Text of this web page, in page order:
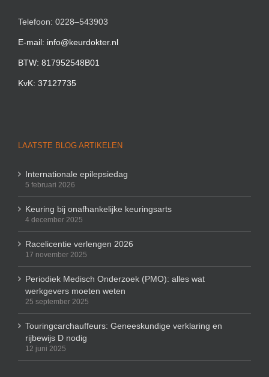
Telefoon: 0228–543903
E-mail: info@keurdokter.nl
BTW: 817952548B01
KvK: 37127735
LAATSTE BLOG ARTIKELEN
Internationale epilepsiedag
5 februari 2026
Keuring bij onafhankelijke keuringsarts
4 december 2025
Racelicentie verlengen 2026
17 november 2025
Periodiek Medisch Onderzoek (PMO): alles wat
werkgevers moeten weten
25 september 2025
Touringcarchauffeurs: Geneeskundige verklaring en
rijbewijs D nodig
12 juni 2025